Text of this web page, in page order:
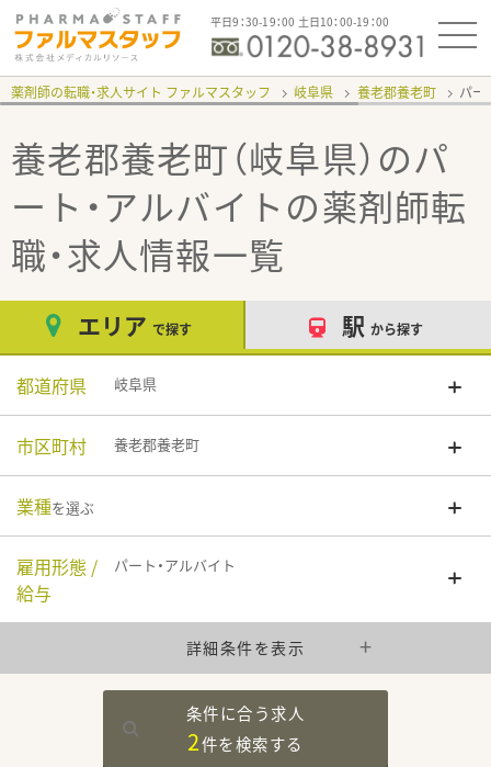
平日9：30-19：00 土日10：00-19：00
薬剤師の転職・求人サイト ファルマスタッフ 岐阜県 養老郡養老町 パー
養老郡養老町（岐阜県）のパ
ート・アルバイトの薬剤師転
職・求人情報一覧
エリア で探す 駅 から探す
都道府県 岐阜県
市区町村 養老郡養老町
業種を選ぶ
雇用形態 /
給与
パート・アルバイト
詳細条件を表示
条件に合う求人
2件を検索する